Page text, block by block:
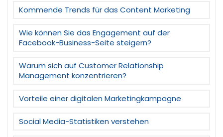
Kommende Trends für das Content Marketing
Wie können Sie das Engagement auf der
Facebook-Business-Seite steigern?
Warum sich auf Customer Relationship
Management konzentrieren?
Vorteile einer digitalen Marketingkampagne
Social Media-Statistiken verstehen